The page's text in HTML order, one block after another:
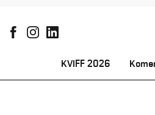
KVIFF 2026